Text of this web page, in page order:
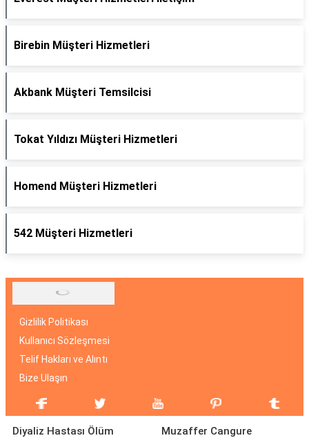
Birebin Müşteri Hizmetleri
Akbank Müşteri Temsilcisi
Tokat Yıldızı Müşteri Hizmetleri
Homend Müşteri Hizmetleri
542 Müşteri Hizmetleri
Gizlilik Politikası
Kullanıcı Sözleşmesi
Telif Hakları ve Alıntı
Bize Ulaşın
Diyaliz Hastası Ölüm
Muzaffer Cangure